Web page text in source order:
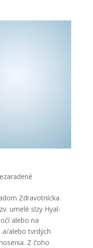
Zdravotnícka
umelé slzy Hyal-
alebo na
a/alebo tvrdých
Z čoho